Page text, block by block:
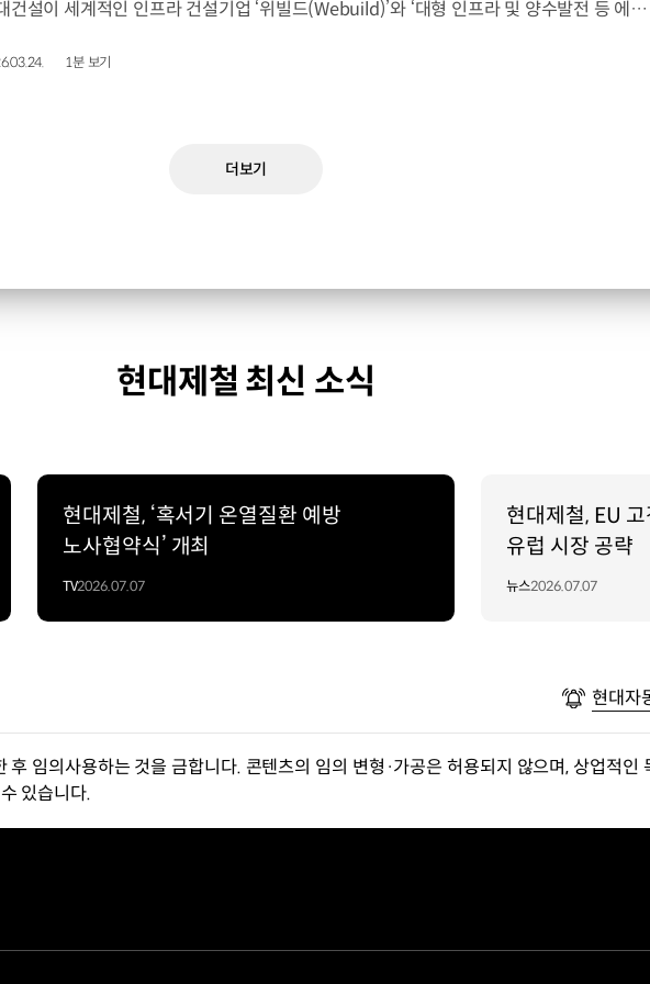
현대건설이 세계적인 인프라 건설기업 ‘위빌드(Webuild)’와 ‘대형 인프라 및 양수발전 등 에너지 사업 협력’을 위한 전략적 업무협약을 체결했습니다. 위빌드는 초대형 복합 엔지니어링 프로젝트를 전문으로 하는 글로벌 톱티어 건설사로, 유럽과 북미 등 주요 선진시장에서 높은 점유율을 기록하고 있는데요. 이번 협약은 인프라 건설 분야의 우수한 역량과 세계적 경험을 보유한 양사의 전략적 파트너십을 바탕으로 글로벌 경쟁력을 높이기 위해 진행됐습니다. 양사는 대형 인프라 및 미래 유망 에너지 사업을 공동 추진하며 시너지를 창출하고 해외 주요시장에서의 영향력 확대에 총력을 기울일 예정입니다.
1분 보기
더보기
현대제철 최신 소식
현대제철, ‘혹서기 온열질환 예방
노사협약식’ 개최
TV2026.07.07
현대제철, EU
유럽 시장 공략
뉴스2026.07.07
현대자
임의사용하는 것을 금합니다. 콘텐츠의 임의 변형·가공은 허용되지 않으며, 상업적인
있습니다.